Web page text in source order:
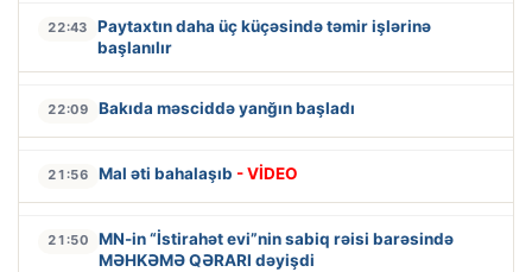
22:43
Paytaxtın daha üç küçəsində təmir işlərinə
başlanılır
22:09 Bakıda məsciddə yanğın başladı
21:56 Mal əti bahalaşıb - VİDEO
21:50
MN-in “İstirahət evi”nin sabiq rəisi barəsində
MƏHKƏMƏ QƏRARI dəyişdi